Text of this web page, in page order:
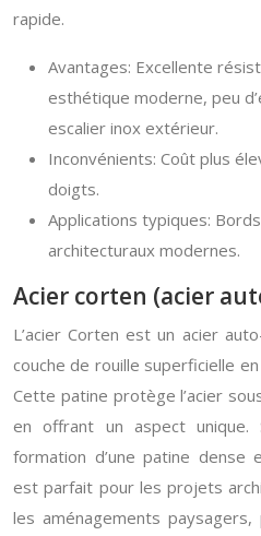
rapide.
Avantages: Excellente
esthétique moderne, peu
escalier inox extérieur.
Inconvénients: Coût plus
doigts.
Applications typiques:
architecturaux modernes.
Acier corten (acier
L’acier Corten est un acier
couche de rouille superficielle
Cette patine protège l’acier
en offrant un aspect unique.
formation d’une patine dense
est parfait pour les projets
les aménagements